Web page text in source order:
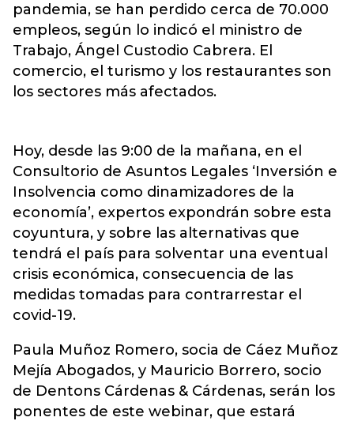
pandemia, se han perdido cerca de 70.000
empleos, según lo indicó el ministro de
Trabajo, Ángel Custodio Cabrera. El
comercio, el turismo y los restaurantes son
los sectores más afectados.
Hoy, desde las 9:00 de la mañana, en el
Consultorio de Asuntos Legales ‘Inversión e
Insolvencia como dinamizadores de la
economía’, expertos expondrán sobre esta
coyuntura, y sobre las alternativas que
tendrá el país para solventar una eventual
crisis económica, consecuencia de las
medidas tomadas para contrarrestar el
covid-19.
Paula Muñoz Romero, socia de Cáez Muñoz
Mejía Abogados, y Mauricio Borrero, socio
de Dentons Cárdenas & Cárdenas, serán los
ponentes de este webinar, que estará